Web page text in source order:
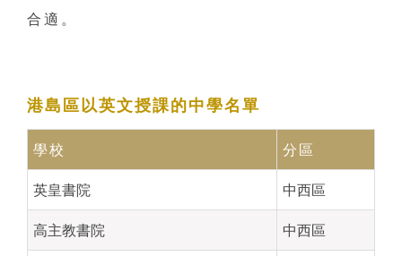
合適。
港島區 以英文授課的中學名單
學校 分區
英皇書院 中西區
高主教書院 中西區